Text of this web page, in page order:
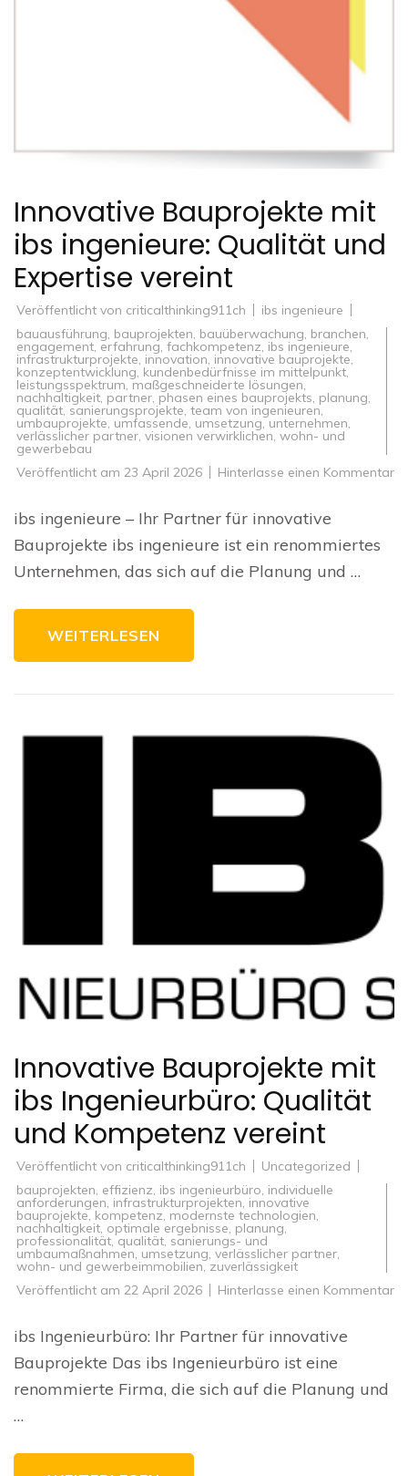
Innovative Bauprojekte mit
ibs ingenieure: Qualität und
Expertise vereint
Veröffentlicht von criticalthinking911ch
ibs ingenieure
bauausführung, bauprojekten, bauüberwachung, branchen,
engagement, erfahrung, fachkompetenz, ibs ingenieure,
infrastrukturprojekte, innovation, innovative bauprojekte,
konzeptentwicklung, kundenbedürfnisse im mittelpunkt,
leistungsspektrum, maßgeschneiderte lösungen,
nachhaltigkeit, partner, phasen eines bauprojekts, planung,
qualität, sanierungsprojekte, team von ingenieuren,
umbauprojekte, umfassende, umsetzung, unternehmen,
verlässlicher partner, visionen verwirklichen, wohn- und
gewerbebau
Veröffentlicht am 23 April 2026 Hinterlasse einen Kommentarzu
ibs ingenieure – Ihr Partner für innovative
Bauprojekte ibs ingenieure ist ein renommiertes
Unternehmen, das sich auf die Planung und …
WEITERLESEN
Innovative Bauprojekte mit
ibs Ingenieurbüro: Qualität
und Kompetenz vereint
Veröffentlicht von criticalthinking911ch
Uncategorized
bauprojekten, effizienz, ibs ingenieurbüro, individuelle
anforderungen, infrastrukturprojekten, innovative
bauprojekte, kompetenz, modernste technologien,
nachhaltigkeit, optimale ergebnisse, planung,
professionalität,qualität, sanierungs- und
umbaumaßnahmen, umsetzung, verlässlicher partner,
wohn- und gewerbeimmobilien, zuverlässigkeit
Veröffentlicht am 22 April 2026 Hinterlasse einen Kommentarzu
ibs Ingenieurbüro: Ihr Partner für innovative
Bauprojekte Das ibs Ingenieurbüro ist eine
renommierte Firma, die sich auf die Planung und
…